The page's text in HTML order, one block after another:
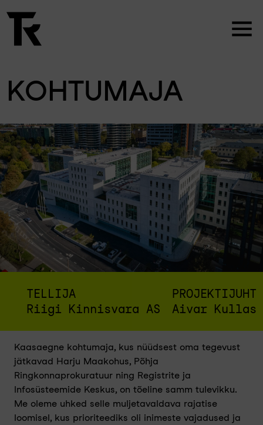
KOHTUMAJA
TELLIJA
Riigi Kinnisvara AS
Aivar Kullas
Kaasaegne kohtumaja, kus nüüdsest oma tegevust
jätkavad Harju Maakohus, Põhja
Ringkonnaprokuratuur ning Registrite ja
Infosüsteemide Keskus, on tõeline samm tulevikku.
Me oleme uhked selle muljetavaldava rajatise
loomisel, kus prioriteediks oli inimeste vajadused ja